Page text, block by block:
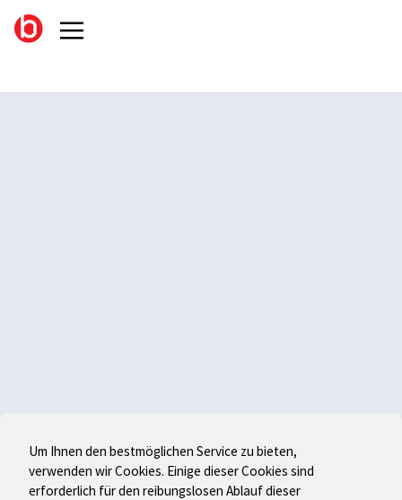
Um Ihnen den bestmöglichen Service zu bieten,
verwenden wir Cookies. Einige dieser Cookies sind
erforderlich für den reibungslosen Ablauf dieser